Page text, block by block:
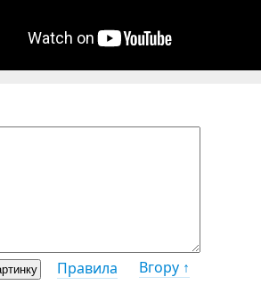
Правила Вгору ↑